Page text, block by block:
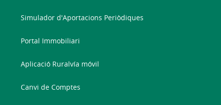
Simulador d'Aportacions Periòdiques
Portal Immobiliari
Aplicació Ruralvía móvil
Canvi de Comptes